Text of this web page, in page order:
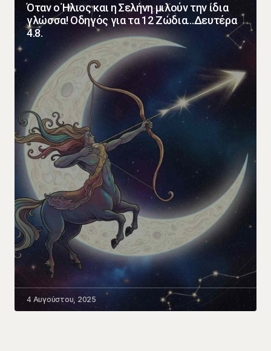
Όταν ο Ήλιος και η Σελήνη μιλούν την ίδια
γλώσσα! Οδηγός για τα 12 Ζώδια…Δευτέρα
4.8.
4 Αυγούστου, 2025